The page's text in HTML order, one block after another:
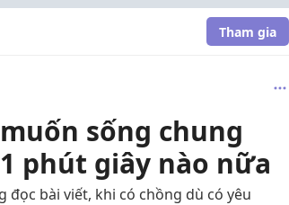
Tham gia
sống chung
phút giây nào nữa
bài viết, khi có chồng dù có yêu